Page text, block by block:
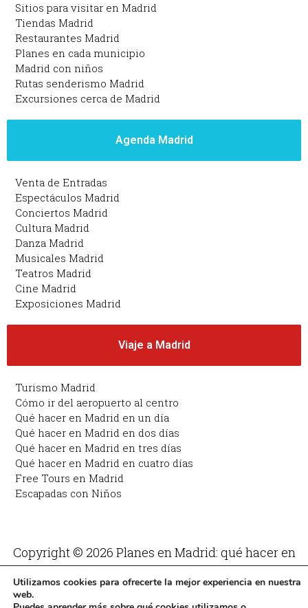
Sitios para visitar en Madrid
Tiendas Madrid
Restaurantes Madrid
Planes en cada municipio
Madrid con niños
Rutas senderismo Madrid
Excursiones cerca de Madrid
Agenda Madrid
Venta de Entradas
Espectáculos Madrid
Conciertos Madrid
Cultura Madrid
Danza Madrid
Musicales Madrid
Teatros Madrid
Cine Madrid
Exposiciones Madrid
Viaje a Madrid
Turismo Madrid
Cómo ir del aeropuerto al centro
Qué hacer en Madrid en un día
Qué hacer en Madrid en dos días
Qué hacer en Madrid en tres días
Qué hacer en Madrid en cuatro días
Free Tours en Madrid
Escapadas con Niños
Copyright © 2026 Planes en Madrid: qué hacer en
Madrid | Funciona con Planes en Madrid: qué hacer
en Madrid
Utilizamos cookies para ofrecerte la mejor experiencia en nuestra
web.